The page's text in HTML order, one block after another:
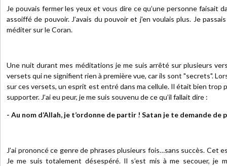
Je pouvais fermer les yeux et vous dire ce qu’une personne faisait
assoiffé de pouvoir. J’avais du pouvoir et j’en voulais plus. Je
méditer sur le Coran.
Une nuit durant mes méditations je me suis arrêté sur plusieurs
versets qui ne signifient rien à première vue, car ils sont "secrets".
sur ces versets, un esprit est entré dans ma cellule. Il était bien trop
supporter. J’ai eu peur, je me suis souvenu de ce qu’il fallait dire :
- Au nom d’Allah, je t’ordonne de partir ! Satan je te demande de
J’ai prononcé ce genre de phrases plusieurs fois…sans succès. Cet
Je me suis totalement désespéré. Il s’est mis à me secouer, je